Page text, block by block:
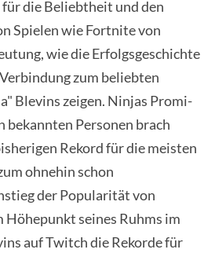
die Beliebtheit und den
Spielen wie Fortnite von
wie die Erfolgsgeschichte
zum beliebten
Blevins zeigen. Ninjas Promi-
bekannten Personen brach
Rekord für die meisten
ohnehin schon
der Popularität von
Höhepunkt seines Ruhms im
auf Twitch die Rekorde für